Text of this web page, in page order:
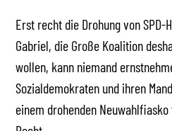
Erst recht die Drohung von
Gabriel, die Große Koalition
wollen, kann niemand
Sozialdemokraten und ihren
einem drohenden